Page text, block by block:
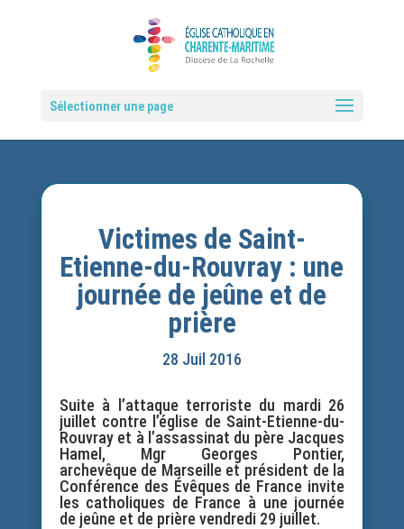
Sélectionner une page
Victimes de Saint-
Etienne-du-Rouvray : une
journée de jeûne et de
prière
28 Juil 2016
Suite à l’attaque terroriste du mardi 26
juillet contre l’église de Saint-Etienne-du-
Rouvray et à l’assassinat du père Jacques
Hamel, Mgr Georges Pontier,
archevêque de Marseille et président de la
Conférence des Évêques de France invite
les catholiques de France à une journée
de jeûne et de prière vendredi 29 juillet.